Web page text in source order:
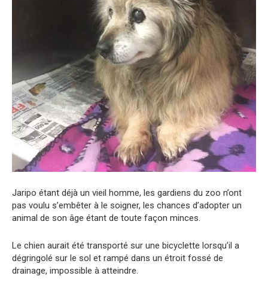
Jaripo étant déjà un vieil homme, les gardiens du zoo n’ont
pas voulu s’embêter à le soigner, les chances d’adopter un
animal de son âge étant de toute façon minces.
Le chien aurait été transporté sur une bicyclette lorsqu’il a
dégringolé sur le sol et rampé dans un étroit fossé de
drainage, impossible à atteindre.